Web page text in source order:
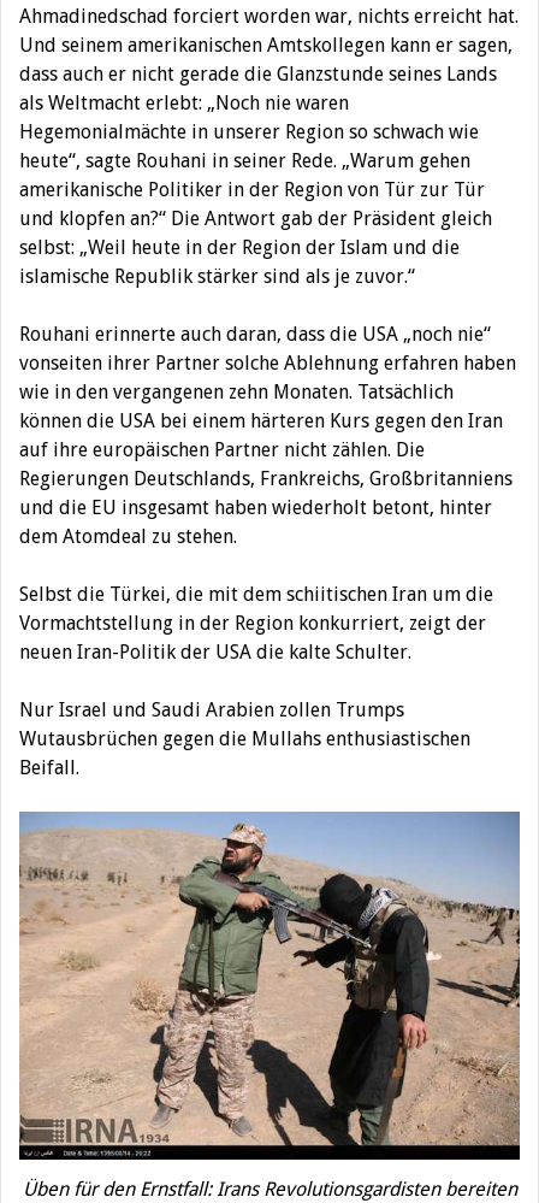
Ahmadinedschad forciert worden war, nichts erreicht hat.
Und seinem amerikanischen Amtskollegen kann er sagen,
dass auch er nicht gerade die Glanzstunde seines Lands
als Weltmacht erlebt: „Noch nie waren
Hegemonialmächte in unserer Region so schwach wie
heute“, sagte Rouhani in seiner Rede. „Warum gehen
amerikanische Politiker in der Region von Tür zur Tür
und klopfen an?“ Die Antwort gab der Präsident gleich
selbst: „Weil heute in der Region der Islam und die
islamische Republik stärker sind als je zuvor.“
Rouhani erinnerte auch daran, dass die USA „noch nie“
vonseiten ihrer Partner solche Ablehnung erfahren haben
wie in den vergangenen zehn Monaten. Tatsächlich
können die USA bei einem härteren Kurs gegen den Iran
auf ihre europäischen Partner nicht zählen. Die
Regierungen Deutschlands, Frankreichs, Großbritanniens
und die EU insgesamt haben wiederholt betont, hinter
dem Atomdeal zu stehen.
Selbst die Türkei, die mit dem schiitischen Iran um die
Vormachtstellung in der Region konkurriert, zeigt der
neuen Iran-Politik der USA die kalte Schulter.
Nur Israel und Saudi Arabien zollen Trumps
Wutausbrüchen gegen die Mullahs enthusiastischen
Beifall.
Üben für den Ernstfall: Irans Revolutionsgardisten bereiten